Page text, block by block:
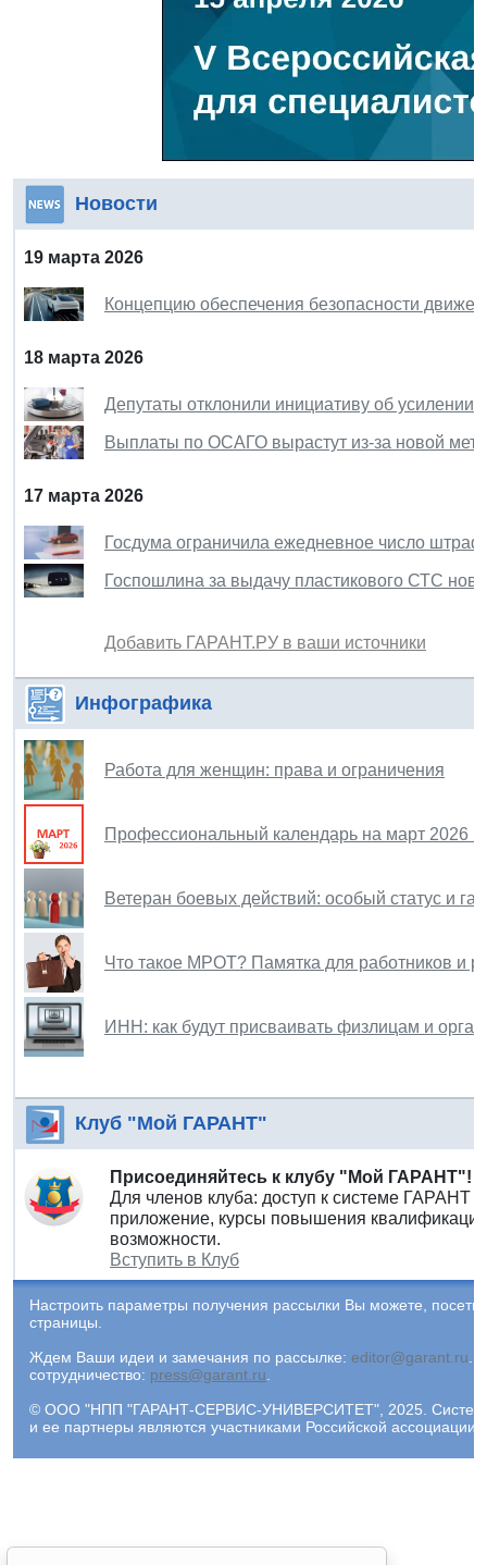
Новости
19 марта 2026
Концепцию обеспечения безопасности
18 марта 2026
Депутаты отклонили инициативу об усилении
Выплаты по ОСАГО вырастут из-за новой
17 марта 2026
Госдума ограничила ежедневное число
Госпошлина за выдачу пластикового СТС
Добавить ГАРАНТ.РУ в ваши источники
Инфографика
Работа для женщин: права и ограничения
Профессиональный календарь на март 2026
Ветеран боевых действий: особый статус и
Что такое МРОТ? Памятка для работников и
ИНН: как будут присваивать физлицам и
Клуб "Мой ГАРАНТ"
Присоединяйтесь к клубу "Мой ГАРАНТ"!
Для членов клуба: доступ к системе ГАРАНТ
приложение, курсы повышения
возможности.
Вступить в Клуб
Настроить параметры получения рассылки Вы можете,
страницы.
Ждем Ваши идеи и замечания по рассылке: editor@garant.ru
сотрудничество: press@garant.ru
© ООО "НПП "ГАРАНТ-СЕРВИС-УНИВЕРСИТЕТ", 2025. Система
и ее партнеры являются участниками Российской